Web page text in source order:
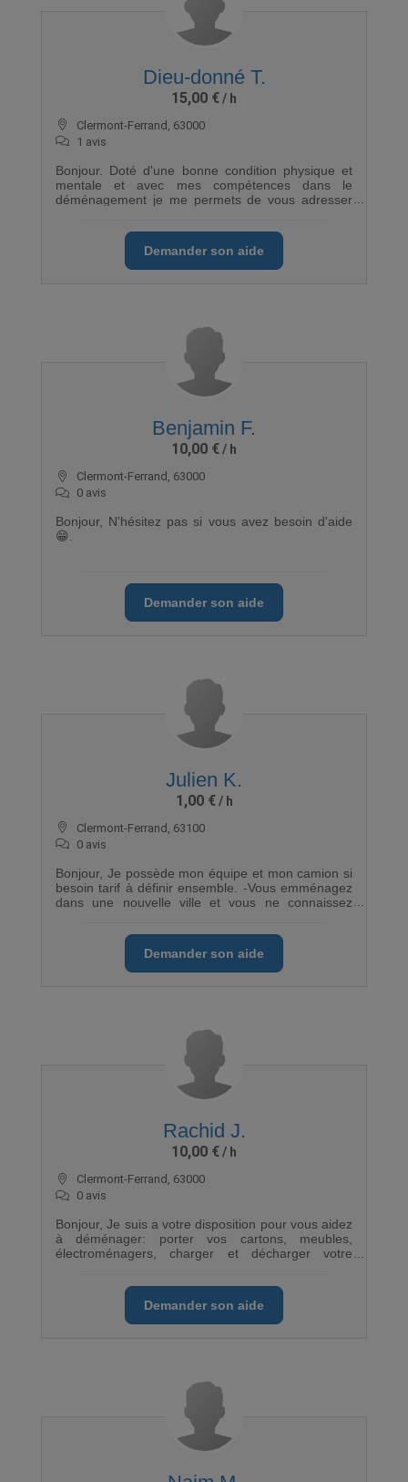
Dieu-donné T.
15,00 €
Clermont-Ferrand, 63000
1 avis
Bonjour. Doté d'une bonne condition physique et
mentale et avec mes compétences dans le
déménagement je me permets de vous adresser
Demander son aide
Benjamin F.
10,00 €
Clermont-Ferrand, 63000
0 avis
Bonjour, N'hésitez pas si vous avez besoin d'aide
😁.
Demander son aide
Julien K.
1,00 €
Clermont-Ferrand, 63100
0 avis
Bonjour, Je possède mon équipe et mon camion si
besoin tarif à définir ensemble. -Vous emménagez
dans une nouvelle ville et vous ne connaissez
ou en vacances. -Vous êtes en effectif réduit et
cherchez un équipier en plus pour aller plus vite. -
Vous êtes seul ou seule et/ou enceinte. -Vous avez
mal au dos, ne pouvez pas porter de charges
ans. -Parents et amis vous ont tous laissé tomber,
vacances ou ont "piscine"... N'hésitez plus je suis là
pour que votre déménagement se passe bien.
3ans d’expériences dans le milieu, je suis la
Demander son aide
Rachid J.
10,00 €
Clermont-Ferrand, 63000
0 avis
Bonjour, Je suis a votre disposition pour vous aidez
à déménager: porter vos cartons, meubles,
électroménagers, charger et décharger votre
bonne condition physique, je vous assure une aide
efficace et rapide. Aide au déménagement sans
camion, je peux ranger ou vider une cave, bref je
suis polyvalent. N'hésitez pas à me contacter.
Demander son aide